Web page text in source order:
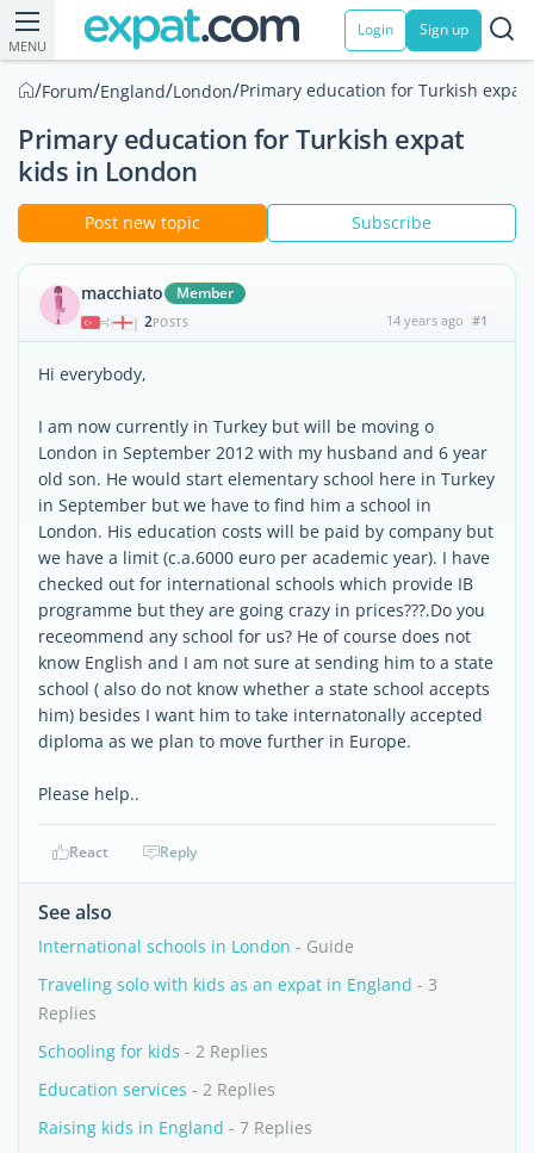
MENU
Login Sign up
/Forum/England/London/Primary education for Turkish expat
Primary education for Turkish expat
kids in London
Post new topic Subscribe
macchiato Member
| 2POSTS 14 years ago #1
Hi everybody,
I am now currently in Turkey but will be moving o
London in September 2012 with my husband and 6 year
old son. He would start elementary school here in Turkey
in September but we have to find him a school in
London. His education costs will be paid by company but
we have a limit (c.a.6000 euro per academic year). I have
checked out for international schools which provide IB
programme but they are going crazy in prices???.Do you
receommend any school for us? He of course does not
know English and I am not sure at sending him to a state
school ( also do not know whether a state school accepts
him) besides I want him to take internatonally accepted
diploma as we plan to move further in Europe.
Please help..
React Reply
See also
International schools in London - Guide
Traveling solo with kids as an expat in England - 3
Replies
Schooling for kids - 2 Replies
Education services - 2 Replies
Raising kids in England - 7 Replies